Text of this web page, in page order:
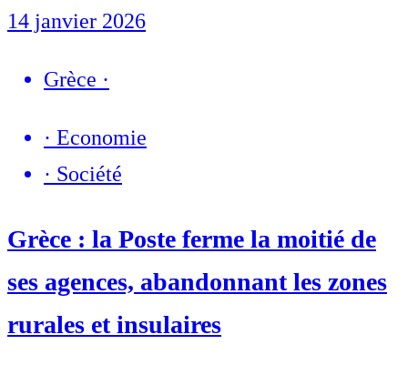
14 janvier 2026
Grèce ·
· Economie
· Société
Grèce : la Poste ferme la moitié de
ses agences, abandonnant les zones
rurales et insulaires